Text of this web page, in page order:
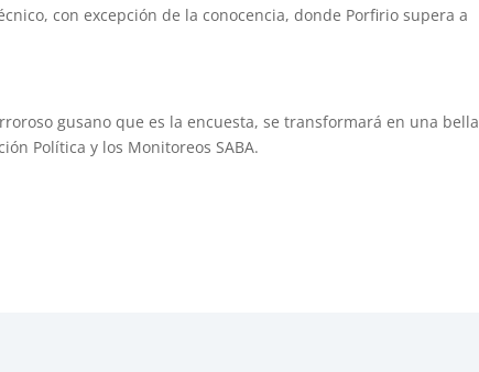
con excepción de la conocencia, donde Porfirio supera a
gusano que es la encuesta, se transformará en una bella
Política y los Monitoreos SABA.